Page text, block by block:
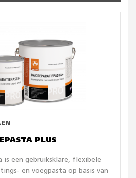
PLUS
is een gebruiksklare, flexibele
en voegpasta op basis van